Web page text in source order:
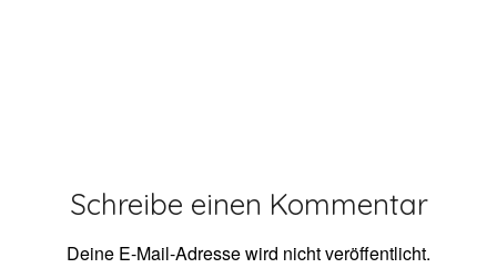
Schreibe einen Kommentar
Deine E-Mail-Adresse wird nicht veröffentlicht.